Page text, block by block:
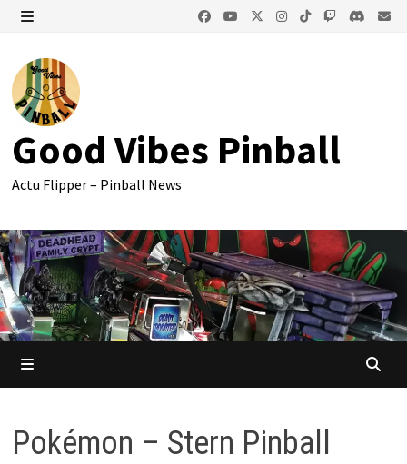
Passer
contenu
Good Vibes Pinball
Actu Flipper – Pinball News
Pokémon – Stern Pinball